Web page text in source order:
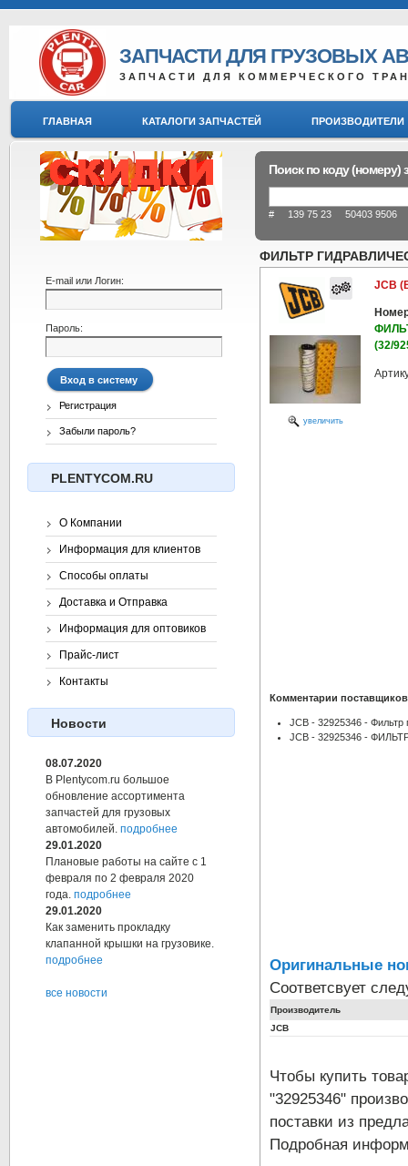
ЗАПЧАСТИ ДЛЯ ГРУЗОВЫХ
ЗАПЧАСТИ ДЛЯ КОММЕРЧЕСКОГО
ГЛАВНАЯ КАТАЛОГИ ЗАПЧАСТЕЙ ПРОИЗВОДИТЕЛИ
Поиск по коду (номеру)
# 139 75 23 50403 9506
ФИЛЬТР
увеличить
JCB
(32/
Комментарии
JCB - 32925346 - Фильтр
JCB - 32925346 -
Оригинальные
Соответсвует
Производитель
JCB
Чтобы купить
"32925346"
поставки из
Подробная
E-mail или Логин:
Пароль:
Регистрация
Забыли пароль?
PLENTYCOM.RU
О Компании
Информация для клиентов
Способы оплаты
Доставка и Отправка
Информация для оптовиков
Прайс-лист
Контакты
Новости
08.07.2020
В Plentycom.ru большое
обновление ассортимента
запчастей для грузовых
автомобилей. подробнее
29.01.2020
Плановые работы на сайте с 1
февраля по 2 февраля 2020
года. подробнее
29.01.2020
Как заменить прокладку
клапанной крышки на грузовике.
подробнее
все новости